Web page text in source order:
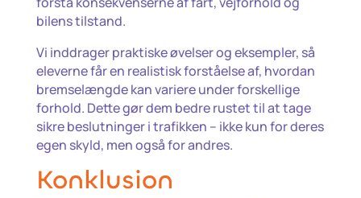
bilens tilstand.
Vi inddrager praktiske øvelser og eksempler, så
eleverne får en realistisk forståelse af, hvordan
bremselængde kan variere under forskellige
forhold. Dette gør dem bedre rustet til at tage
sikre beslutninger i trafikken – ikke kun for deres
egen skyld, men også for andres.
Konklusion